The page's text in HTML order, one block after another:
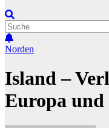
Norden
Island –
Europa